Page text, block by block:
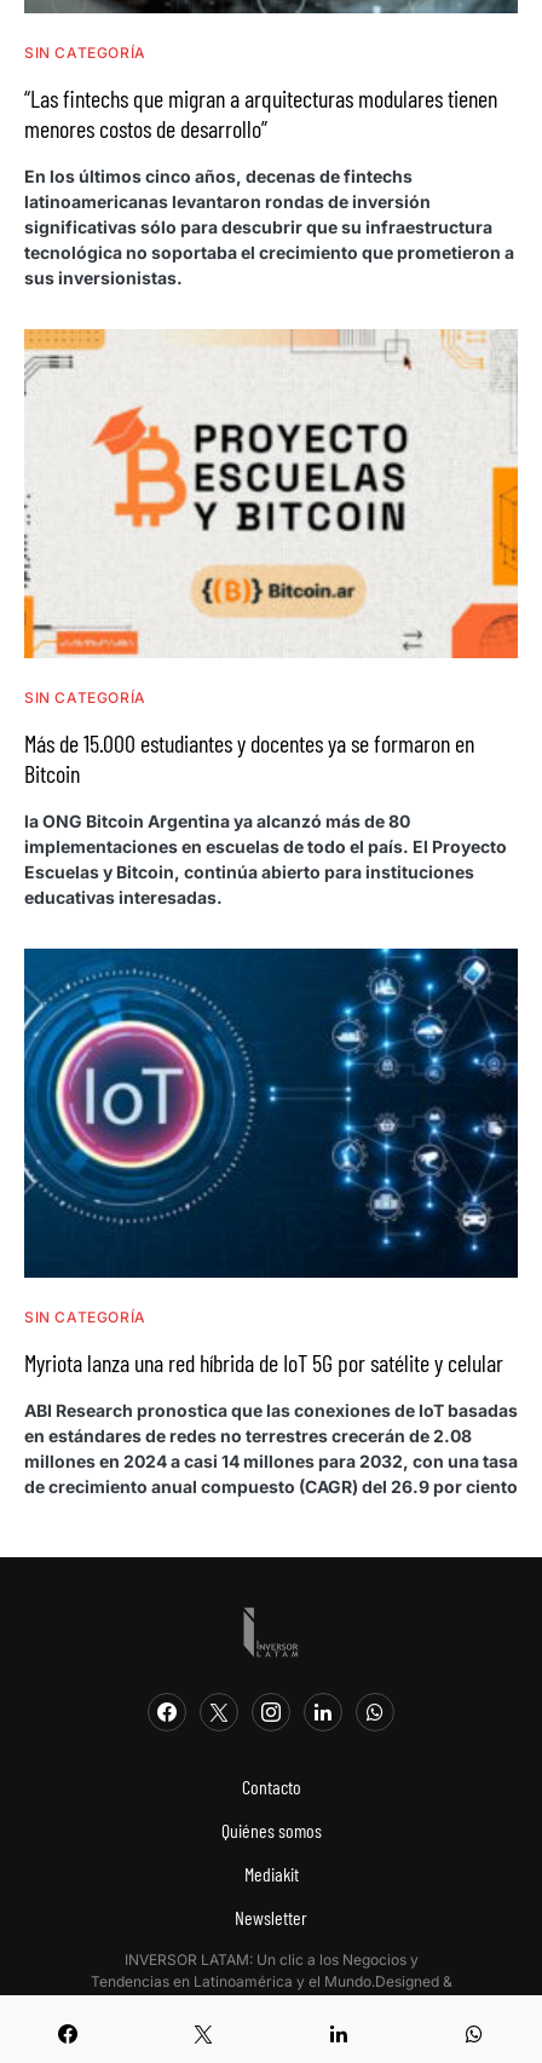
SIN CATEGORÍA
“Las fintechs que migran a arquitecturas modulares tienen
menores costos de desarrollo”
En los últimos cinco años, decenas de fintechs
latinoamericanas levantaron rondas de inversión
significativas sólo para descubrir que su infraestructura
tecnológica no soportaba el crecimiento que prometieron a
sus inversionistas.
SIN CATEGORÍA
Más de 15.000 estudiantes y docentes ya se formaron en
Bitcoin
la ONG Bitcoin Argentina ya alcanzó más de 80
implementaciones en escuelas de todo el país. El Proyecto
Escuelas y Bitcoin, continúa abierto para instituciones
educativas interesadas.
SIN CATEGORÍA
Myriota lanza una red híbrida de IoT 5G por satélite y celular
ABI Research pronostica que las conexiones de IoT basadas
en estándares de redes no terrestres crecerán de 2.08
millones en 2024 a casi 14 millones para 2032, con una tasa
de crecimiento anual compuesto (CAGR) del 26.9 por ciento
Contacto
Quiénes somos
Mediakit
Newsletter
INVERSOR LATAM: Un clic a los Negocios y
Tendencias en Latinoamérica y el Mundo.Designed &